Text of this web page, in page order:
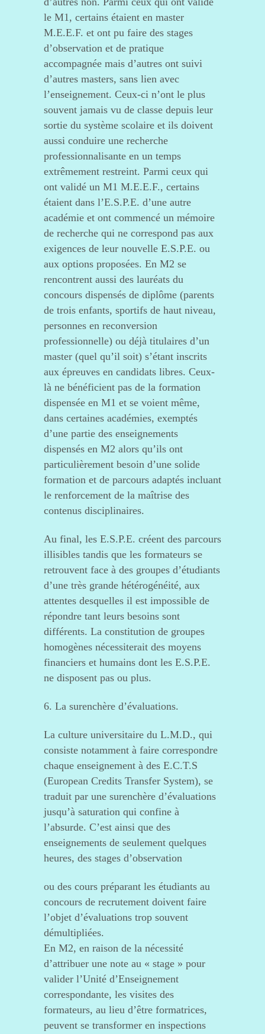
le M1, certains étaient en master
M.E.E.F. et ont pu faire des stages
d’observation et de pratique
accompagnée mais d’autres ont suivi
d’autres masters, sans lien avec
l’enseignement. Ceux-ci n’ont le plus
souvent jamais vu de classe depuis leur
sortie du système scolaire et ils doivent
aussi conduire une recherche
professionnalisante en un temps
extrêmement restreint. Parmi ceux qui
ont validé un M1 M.E.E.F., certains
étaient dans l’E.S.P.E. d’une autre
académie et ont commencé un mémoire
de recherche qui ne correspond pas aux
exigences de leur nouvelle E.S.P.E. ou
aux options proposées. En M2 se
rencontrent aussi des lauréats du
concours dispensés de diplôme (parents
de trois enfants, sportifs de haut niveau,
personnes en reconversion
professionnelle) ou déjà titulaires d’un
master (quel qu’il soit) s’étant inscrits
aux épreuves en candidats libres. Ceux-
là ne bénéficient pas de la formation
dispensée en M1 et se voient même,
dans certaines académies, exemptés
d’une partie des enseignements
dispensés en M2 alors qu’ils ont
particulièrement besoin d’une solide
formation et de parcours adaptés incluant
le renforcement de la maîtrise des
contenus disciplinaires.
Au final, les E.S.P.E. créent des parcours
illisibles tandis que les formateurs se
retrouvent face à des groupes d’étudiants
d’une très grande hétérogénéité, aux
attentes desquelles il est impossible de
répondre tant leurs besoins sont
différents. La constitution de groupes
homogènes nécessiterait des moyens
financiers et humains dont les E.S.P.E.
ne disposent pas ou plus.
6. La surenchère d’évaluations.
La culture universitaire du L.M.D., qui
consiste notamment à faire correspondre
chaque enseignement à des E.C.T.S
(European Credits Transfer System), se
traduit par une surenchère d’évaluations
jusqu’à saturation qui confine à
l’absurde. C’est ainsi que des
enseignements de seulement quelques
heures, des stages d’observation
ou des cours préparant les étudiants au
concours de recrutement doivent faire
l’objet d’évaluations trop souvent
démultipliées.
En M2, en raison de la nécessité
d’attribuer une note au « stage » pour
valider l’Unité d’Enseignement
correspondante, les visites des
formateurs, au lieu d’être formatrices,
peuvent se transformer en inspections